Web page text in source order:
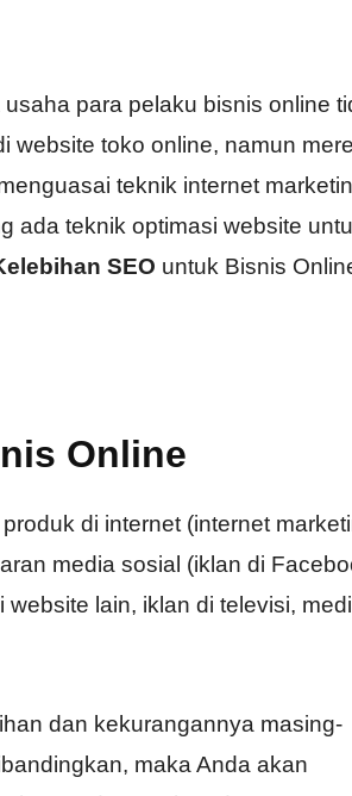
para pelaku bisnis online
website toko online, namun
teknik internet
ada teknik optimasi website
SEO untuk Bisnis
Online
di internet (internet
media sosial (iklan di
lain, iklan di televisi,
dan kekurangannya masing-
maka Anda akan